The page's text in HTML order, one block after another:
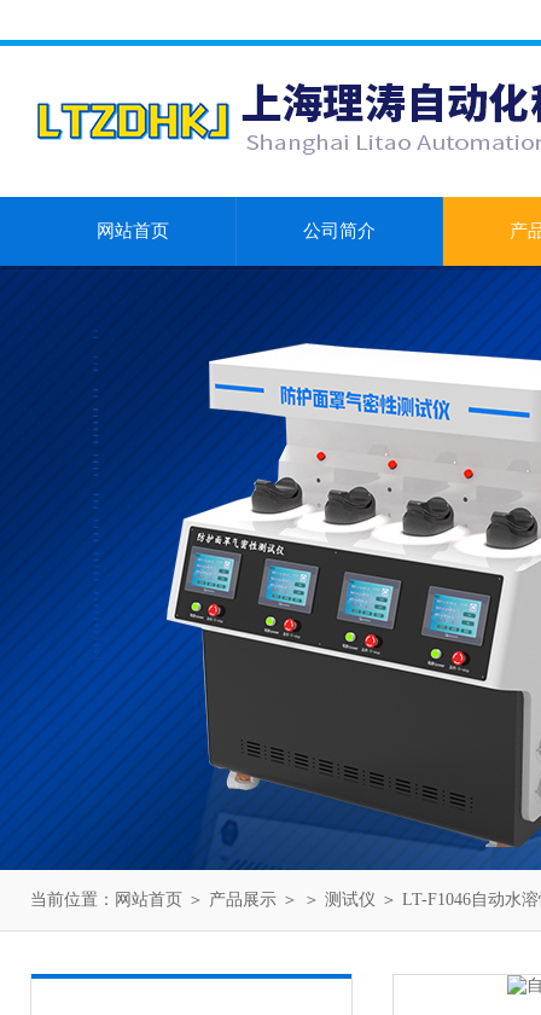
网站首页 公司简介 产
当前位置： 网站首页 ＞ 产品展示 ＞ ＞ 测试仪 ＞ LT-F1046自动水